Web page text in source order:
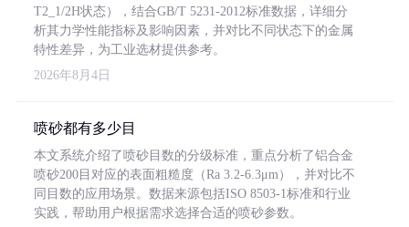
T2_1/2H状态），结合GB/T 5231-2012标准数据，详细分
析其力学性能指标及影响因素，并对比不同状态下的金属
特性差异，为工业选材提供参考。
2026年8月4日
喷砂都有多少目
本文系统介绍了喷砂目数的分级标准，重点分析了铝合金
喷砂200目对应的表面粗糙度（Ra 3.2-6.3μm），并对比不
同目数的应用场景。数据来源包括ISO 8503-1标准和行业
实践，帮助用户根据需求选择合适的喷砂参数。